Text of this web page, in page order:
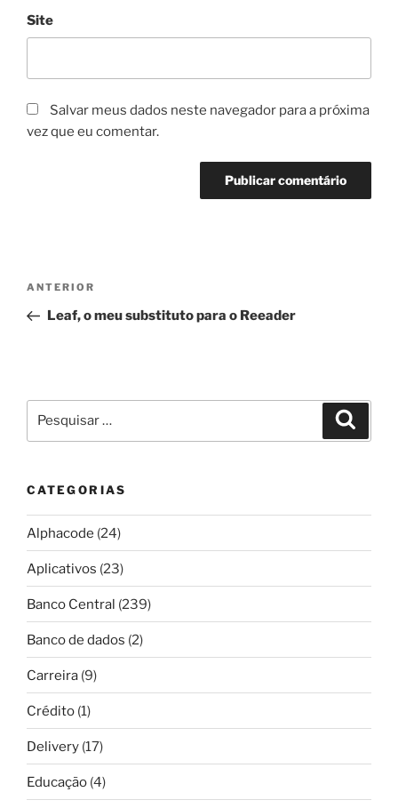
Site
Salvar meus dados neste navegador para a próxima
vez que eu comentar.
Navegação
Post
Post
anterior
ANTERIOR
Leaf, o meu substituto para o Reeader
por:
CATEGORIAS
Alphacode (24)
Aplicativos (23)
Banco Central (239)
Banco de dados (2)
Carreira (9)
Crédito (1)
Delivery (17)
Educação (4)